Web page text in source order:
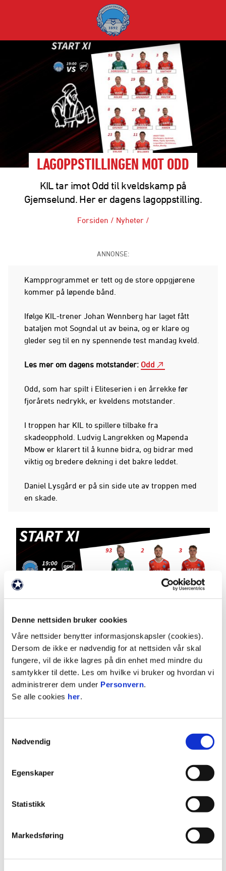
Denne nettsiden bruker cookies
Våre nettsider benytter informasjonskapsler (cookies).
Dersom de ikke er nødvendig for at nettsiden vår skal
fungere, vil de ikke lagres på din enhet med mindre du
samtykker til dette. Les om hvilke vi bruker og hvordan vi
administrerer dem under Personvern.
Se alle cookies her.
Nødvendig
Egenskaper
Statistikk
Markedsføring
LAGOPPSTILLINGEN MOT ODD
KIL tar imot Odd til kveldskamp på
Gjemselund. Her er dagens lagoppstilling.
Forsiden / Nyheter /
ANNONSE:
Kampprogrammet er tett og de store oppgjørene
kommer på løpende bånd.
Ifølge KIL-trener Johan Wennberg har laget fått
bataljen mot Sogndal ut av beina, og er klare og
gleder seg til en ny spennende test mandag kveld.
Les mer om dagens motstander: Odd
Odd, som har spilt i Eliteserien i en årrekke før
fjorårets nedrykk, er kveldens motstander.
I troppen har KIL to spillere tilbake fra
skadeopphold. Ludvig Langrekken og Mapenda
Mbow er klarert til å kunne bidra, og bidrar med
viktig og bredere dekning i det bakre leddet.
Daniel Lysgård er på sin side ute av troppen med
en skade.
Aleksey Gorodovoi - Joel Nilsson,
Nielsen - Jesper Grundt, Harald Holter, Andreas
Noa Williams.
Sandstad, Mapenda Mbow, Eric Taylor, Mathias
Christiansen, Joacim Holtan, Armand Øverby.